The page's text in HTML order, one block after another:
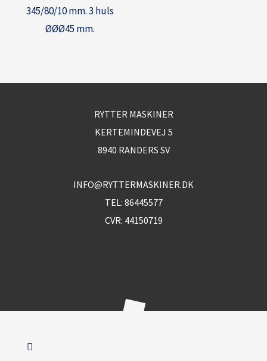
345/80/10 mm. 3 huls
ØØØ45 mm.
RYTTER MASKINER
KERTEMINDEVEJ 5
8940 RANDERS SV
INFO@RYTTERMASKINER.DK
TEL: 86445577
CVR: 44150719